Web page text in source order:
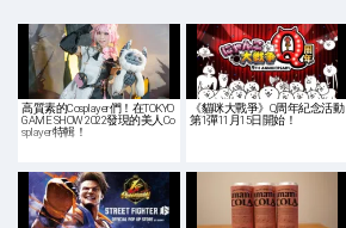
高質素的Cosplayer們！在TOKYO
GAME SHOW 2022發現的美人Co
splayer特輯！
《貓咪大戰爭》Q周年紀念活動
第1彈11月15日開始！